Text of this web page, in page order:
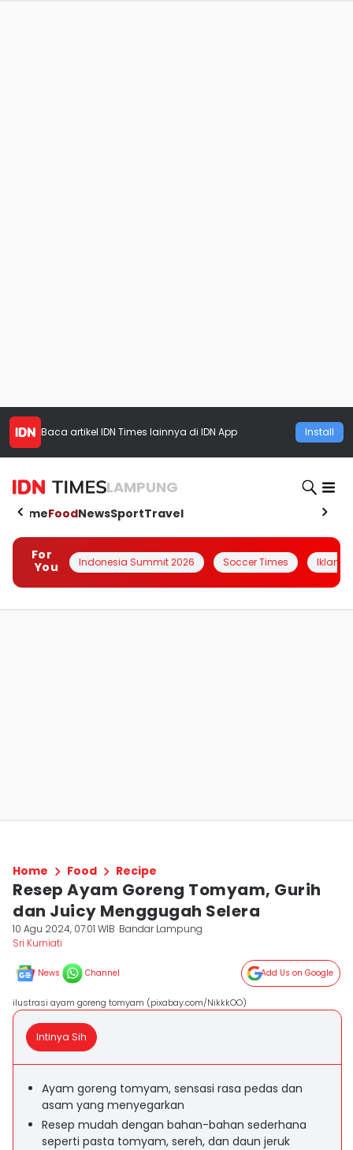
Baca artikel IDN Times lainnya di IDN App Install
LAMPUNG
HomeFoodNewsSportTravel
For
You
Indonesia Summit 2026 Soccer Times Iklanin
Home Food Recipe
Resep Ayam Goreng Tomyam, Gurih
dan Juicy Menggugah Selera
10 Agu 2024, 07:01 WIB Bandar Lampung
Sri Kurniati
News Channel Add Us on Google
ilustrasi ayam goreng tomyam (pixabay.com/NikkkOO)
Intinya Sih
Ayam goreng tomyam, sensasi rasa pedas dan
asam yang menyegarkan
Resep mudah dengan bahan-bahan sederhana
seperti pasta tomyam, sereh, dan daun jeruk